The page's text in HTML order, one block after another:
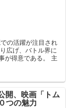
の活躍が注目され
広げ、バトル界に
が得意である。 主
開、映画「トム
つの魅力